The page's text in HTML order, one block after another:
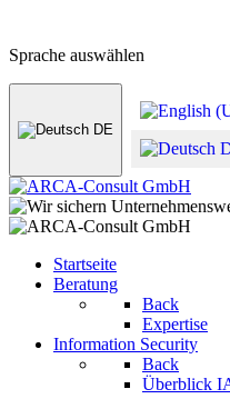
Sprache auswählen
DE
Startseite
Beratung
Back
Expertise
Information Security
Back
Überblick